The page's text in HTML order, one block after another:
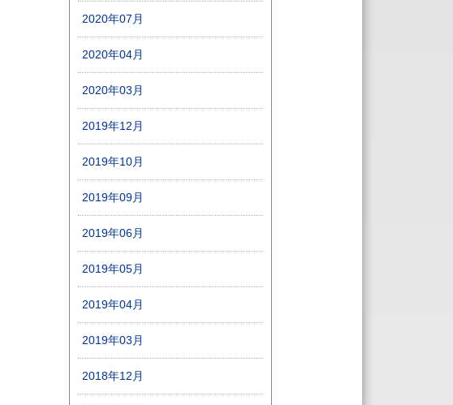
2020年07月
2020年04月
2020年03月
2019年12月
2019年10月
2019年09月
2019年06月
2019年05月
2019年04月
2019年03月
2018年12月